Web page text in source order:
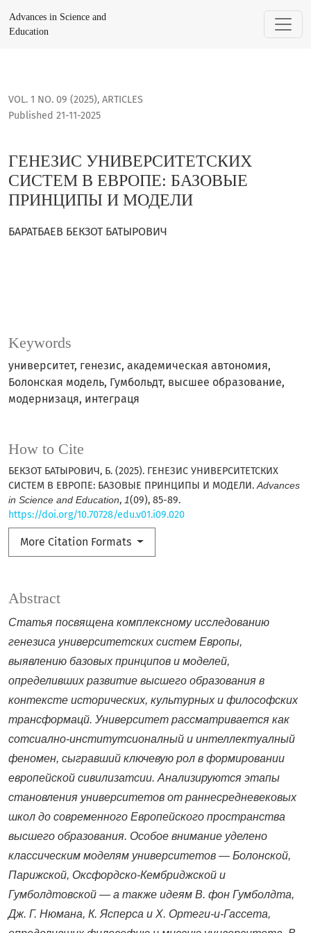
ГЕНЕЗИС УНИВЕРСИТЕТСКИХ СИСТЕМ В ЕВРОПЕ:
Advances in Science and
Education
VOL. 1 NO. 09 (2025), ARTICLES
ГЕНЕЗИС УНИВЕРСИТЕТСКИХ
СИСТЕМ В ЕВРОПЕ: БАЗОВЫЕ
ПРИНЦИПЫ И МОДЕЛИ
Published 21-11-2025
БАРАТБАЕВ БЕКЗОТ БАТЫРОВИЧ
Keywords
университет, генезис, академическая автономия,
Болонская модель, Гумбольдт, высшее образование,
модернизaця, интегрaця
How to Cite
БЕКЗОТ БАТЫРОВИЧ, Б. (2025). ГЕНЕЗИС УНИВЕРСИТЕТСКИХ
СИСТЕМ В ЕВРОПЕ: БАЗОВЫЕ ПРИНЦИПЫ И МОДЕЛИ.Advances
in Science and Education, 1(09), 85-89.
https://doi.org/10.70728/edu.v01.i09.020
More Citation Formats
Abstract
Статья посвящена комплексному исследованию
генезиса университетских систем Европы,
выявлению базовых принципов и моделей,
определивших развитие высшего образования в
контексте исторических, культурных и философских
трансформaцй. Университет рассматривается как
сотсиално-институтсионалный и интеллектуалный
феномен, сыгравший ключевую рол в формировании
европейской сивилизатсии. Анализируются этапы
становления университетов от раннесредневековых
школ до современного Европейского пространства
высшего образования. Особое внимание уделено
классическим моделям университетов — Болонской,
Парижской, Оксфордско-Кембриджской и
Гумболдтовской — а также идеям В. фон Гумболдта,
Дж. Г. Нюмана, К. Ясперса и Х. Ортеги-и-Гассета,